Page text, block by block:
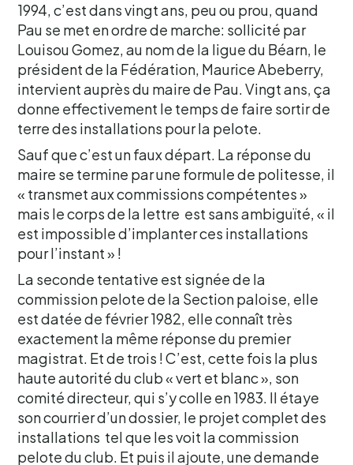
1994, c’est dans vingt ans, peu ou prou, quand
Pau se met en ordre de marche: sollicité par
Louisou Gomez, au nom de la ligue du Béarn, le
président de la Fédération, Maurice Abeberry,
intervient auprès du maire de Pau. Vingt ans, ça
donne effectivement le temps de faire sortir de
terre des installations pour la pelote.
Sauf que c’est un faux départ. La réponse du
maire se termine par une formule de politesse, il
« transmet aux commissions compétentes »
mais le corps de la lettre est sans ambiguïté, « il
est impossible d’implanter ces installations
pour l’instant » !
La seconde tentative est signée de la
commission pelote de la Section paloise, elle
est datée de février 1982, elle connaît très
exactement la même réponse du premier
magistrat. Et de trois ! C’est, cette fois la plus
haute autorité du club « vert et blanc », son
comité directeur, qui s’y colle en 1983. Il étaye
son courrier d’un dossier, le projet complet des
installations tel que les voit la commission
pelote du club. Et puis il ajoute, une demande